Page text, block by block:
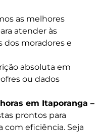
as melhores
atender às
dos moradores e
absoluta em
ou dados
em Itaporanga –
prontos para
eficiência. Seja